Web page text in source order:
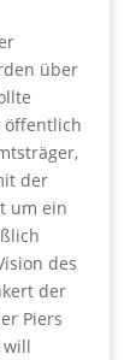
über
öffentlich
der
um ein
des
der
Piers
will